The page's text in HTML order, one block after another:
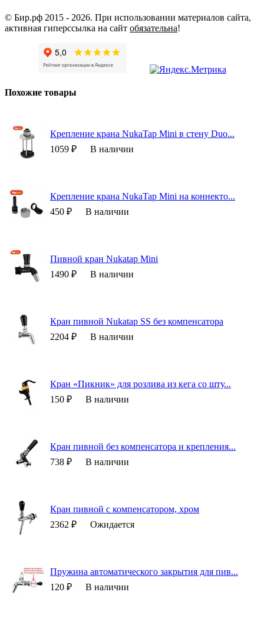
© Бир.рф 2015 - 2026. При использовании материалов сайта,
активная гиперссылка на сайт обязательна!
Похожие товары
Крепление крана NukaTap Mini в стену Duo...
1059 ₽
В наличии
Крепление крана NukaTap Mini на коннекто...
450 ₽
В наличии
Пивной кран Nukatap Mini
1490 ₽
В наличии
Кран пивной Nukatap SS без компенсатора
2204 ₽
В наличии
Кран «Пикник» для розлива из кега со шту...
150 ₽
В наличии
Кран пивной без компенсатора и крепления...
738 ₽
В наличии
Кран пивной с компенсатором, хром
2362 ₽
Ожидается
Пружина автоматического закрытия для пив...
120 ₽
В наличии